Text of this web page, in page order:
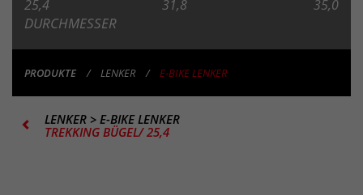
25,4 31,8 35,0
DURCHMESSER
PRODUKTE LENKER E-BIKE LENKER
LENKER > E-BIKE LENKER
TREKKING BÜGEL/ 25,4